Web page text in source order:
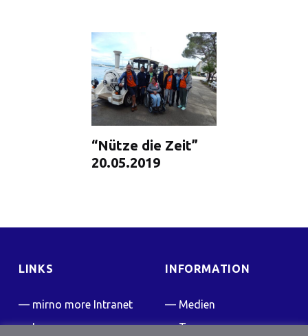
“Nütze die Zeit”
20.05.2019
LINKS
mirno more Intranet
Impressum
INFORMATION
Medien
Team